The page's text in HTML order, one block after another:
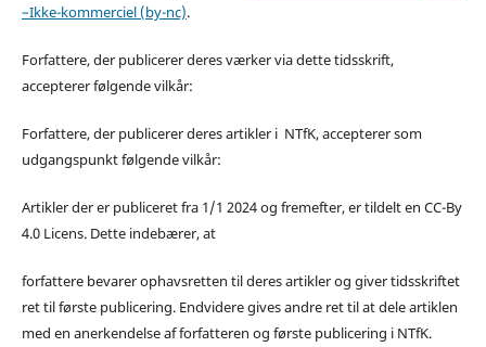
–Ikke-kommerciel (by-nc).
Forfattere, der publicerer deres værker via dette tidsskrift,
accepterer følgende vilkår:
Forfattere, der publicerer deres artikler i NTfK, accepterer som
udgangspunkt følgende vilkår:
Artikler der er publiceret fra 1/1 2024 og fremefter, er tildelt en CC-By
4.0 Licens. Dette indebærer, at
forfattere bevarer ophavsretten til deres artikler og giver tidsskriftet
ret til første publicering. Endvidere gives andre ret til at dele artiklen
med en anerkendelse af forfatteren og første publicering i NTfK.